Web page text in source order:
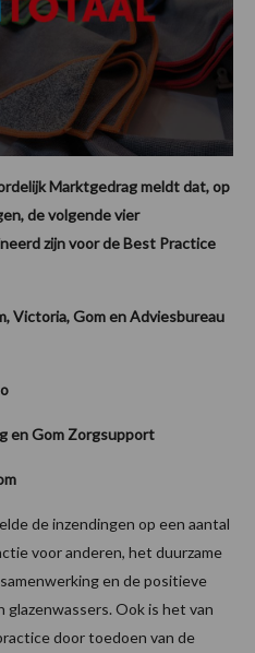
Marktgedrag meldt dat, op
de volgende vier
zijn voor de Best Practice
Victoria, Gom en Adviesbureau
en Gom Zorgsupport
de inzendingen op een aantal
voor anderen, het duurzame
en de positieve
Ook is het van
door toedoen van de